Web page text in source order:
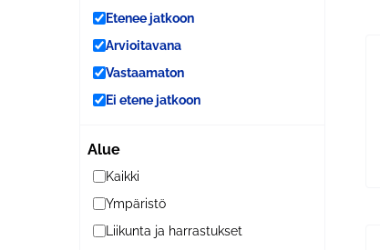
Etenee jatkoon
Arvioitavana
Vastaamaton
Ei etene jatkoon
Alue
Kaikki
Ympäristö
Liikunta ja harrastukset